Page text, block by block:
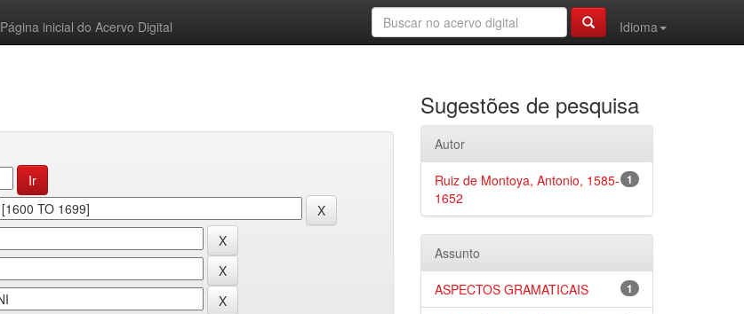
inicial do Acervo Digital
Idioma
Sugestões de pesquisa
Autor
1
Ruiz de Montoya, Antonio, 1585-
1652
Assunto
1
ASPECTOS GRAMATICAIS